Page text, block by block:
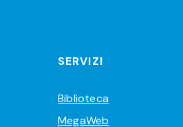
SERVIZI
Biblioteca
MegaWeb